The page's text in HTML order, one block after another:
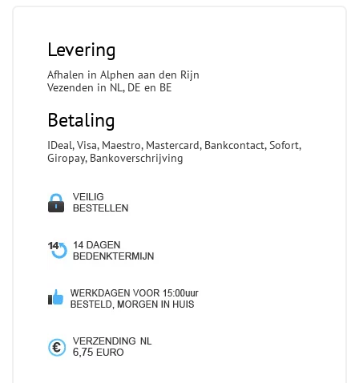
Levering
Afhalen in Alphen aan den Rijn
Vezenden in NL, DE en BE
Betaling
IDeal, Visa, Maestro, Mastercard, Bankcontact, Sofort,
Giropay, Bankoverschrijving